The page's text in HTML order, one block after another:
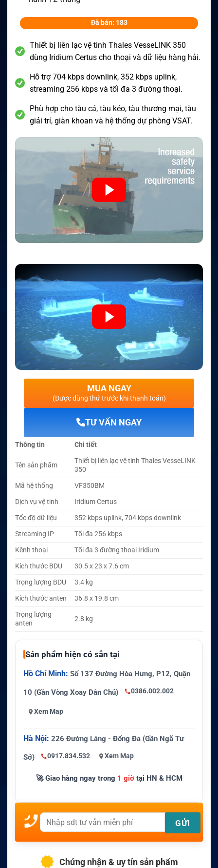
Đã bán: 183
Thiết bị liên lạc vệ tinh Thales VesseLINK 350
dùng Iridium Certus cho thoại và dữ liệu hàng hải.
Hỗ trợ 704 kbps downlink, 352 kbps uplink,
streaming 256 kbps và tối đa 3 đường thoại.
Phù hợp cho tàu cá, tàu kéo, tàu thương mại, tàu
giải trí, giàn khoan và hệ thống dự phòng VSAT.
MUA NGAY
(Được dùng thử trước khi thanh toán)
TƯ VẤN NGAY
Thông tin Chi tiết
Tên sản phẩm
Thiết bị liên lạc vệ tinh Thales VesseLINK
350
Mã hệ thống
VF350BM
Dịch vụ vệ tinh
Iridium Certus
Tốc độ dữ liệu
352 kbps uplink, 704 kbps downlink
Streaming IP
Tối đa 256 kbps
Kênh thoại
Tối đa 3 đường thoại Iridium
Kích thước BDU
30.5 x 23 x 7.6 cm
Trọng lượng BDU
3.4 kg
Kích thước anten
36.8 x 19.8 cm
Trọng lượng
anten
2.8 kg
Sản phẩm hiện có sẵn tại
Hồ Chí Minh: Số 137 Đường Hòa Hưng, P12, Quận
10 (Gần Vòng Xoay Dân Chủ) 0386.002.002
Xem Map
Hà Nội: 226 Đường Láng - Đống Đa (Gần Ngã Tư
Sở) 0917.834.532 Xem Map
🚀 Giao hàng ngay trong 1 giờtại HN & HCM
Chứng nhận & uy tín sản phẩm